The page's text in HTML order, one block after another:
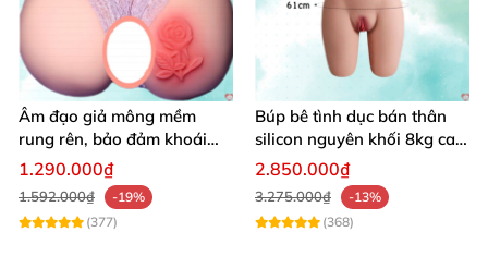
Âm đạo giả mông mềm
rung rên, bảo đảm khoái
cảm vượt trội
1.290.000₫
1.592.000₫
-19%
(377)
Búp bê tình dục bán thân
silicon nguyên khối 8kg cao
cấp mô phỏng người thật
2.850.000₫
3.275.000₫
-13%
(368)